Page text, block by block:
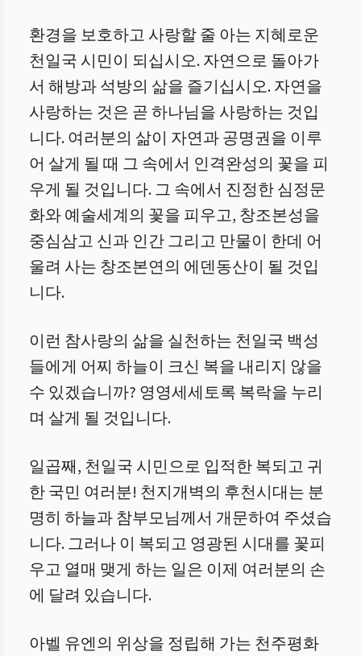
환경을 보호하고 사랑할 줄 아는 지혜로운
천일국 시민이 되십시오. 자연으로 돌아가
서 해방과 석방의 삶을 즐기십시오. 자연을
사랑하는 것은 곧 하나님을 사랑하는 것입
니다. 여러분의 삶이 자연과 공명권을 이루
어 살게 될 때 그 속에서 인격완성의 꽃을 피
우게 될 것입니다. 그 속에서 진정한 심정문
화와 예술세계의 꽃을 피우고, 창조본성을
중심삼고 신과 인간 그리고 만물이 한데 어
울려 사는 창조본연의 에덴동산이 될 것입
니다.
이런 참사랑의 삶을 실천하는 천일국 백성
들에게 어찌 하늘이 크신 복을 내리지 않을
수 있겠습니까? 영영세세토록 복락을 누리
며 살게 될 것입니다.
일곱째, 천일국 시민으로 입적한 복되고 귀
한 국민 여러분! 천지개벽의 후천시대는 분
명히 하늘과 참부모님께서 개문하여 주셨습
니다. 그러나 이 복되고 영광된 시대를 꽃피
우고 열매 맺게 하는 일은 이제 여러분의 손
에 달려 있습니다.
아벨 유엔의 위상을 정립해 가는 천주평화